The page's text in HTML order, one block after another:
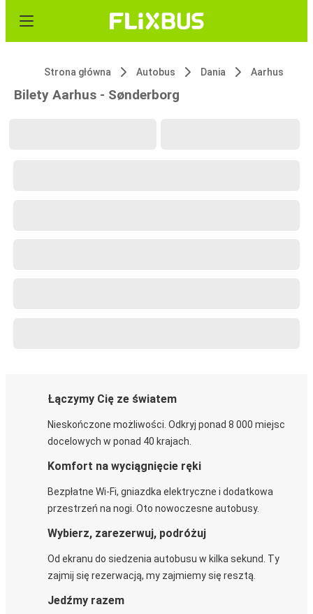
Strona główna Autobus Dania Aarhus
Bilety Aarhus - Sønderborg
Łączymy Cię ze światem
Nieskończone możliwości. Odkryj ponad 8 000 miejsc
docelowych w ponad 40 krajach.
Komfort na wyciągnięcie ręki
Bezpłatne Wi-Fi, gniazdka elektryczne i dodatkowa
przestrzeń na nogi. Oto nowoczesne autobusy.
Wybierz, zarezerwuj, podróżuj
Od ekranu do siedzenia autobusu w kilka sekund. Ty
zajmij się rezerwacją, my zajmiemy się resztą.
Jedźmy razem